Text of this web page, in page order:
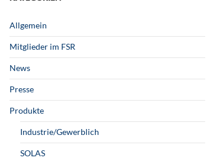
Allgemein
Mitglieder im FSR
News
Presse
Produkte
Industrie/Gewerblich
SOLAS